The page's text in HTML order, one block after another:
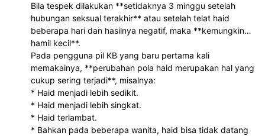
Bila tespek dilakukan **setidaknya 3 minggu setelah
hubungan seksual terakhir** atau setelah telat haid
beberapa hari dan hasilnya negatif, maka **kemungkinan
hamil kecil**.
Pada pengguna pil KB yang baru pertama kali
memakainya, **perubahan pola haid merupakan hal yang
cukup sering terjadi**, misalnya:
* Haid menjadi lebih sedikit.
* Haid menjadi lebih singkat.
* Haid terlambat.
* Bahkan pada beberapa wanita, haid bisa tidak datang